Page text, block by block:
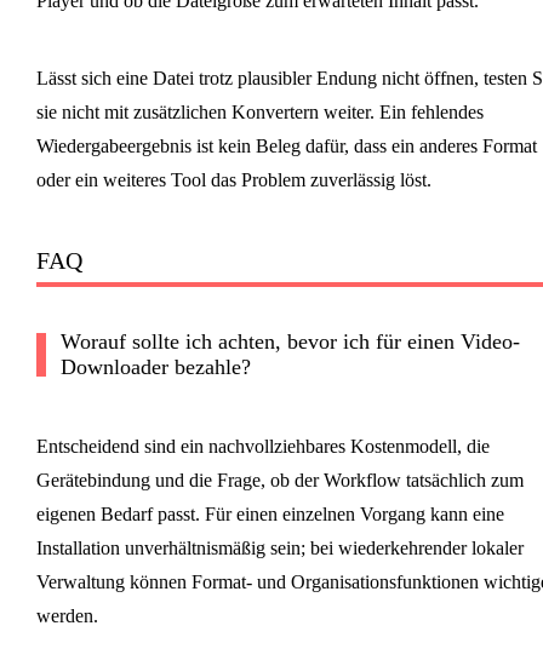
Lässt sich eine Datei trotz plausibler Endung nicht öffnen, testen
sie nicht mit zusätzlichen Konvertern weiter. Ein fehlendes
Wiedergabeergebnis ist kein Beleg dafür, dass ein anderes Format
oder ein weiteres Tool das Problem zuverlässig löst.
FAQ
Worauf sollte ich achten, bevor ich für einen Video-
Downloader bezahle?
Entscheidend sind ein nachvollziehbares Kostenmodell, die
Gerätebindung und die Frage, ob der Workflow tatsächlich zum
eigenen Bedarf passt. Für einen einzelnen Vorgang kann eine
Installation unverhältnismäßig sein; bei wiederkehrender lokaler
Verwaltung können Format- und Organisationsfunktionen
werden.